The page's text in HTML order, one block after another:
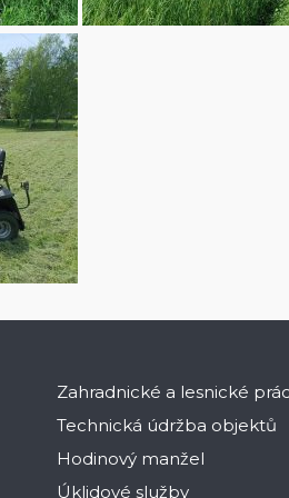
Zahradnické a lesnické
Technická údržba objektů
Hodinový manžel
Úklidové služby